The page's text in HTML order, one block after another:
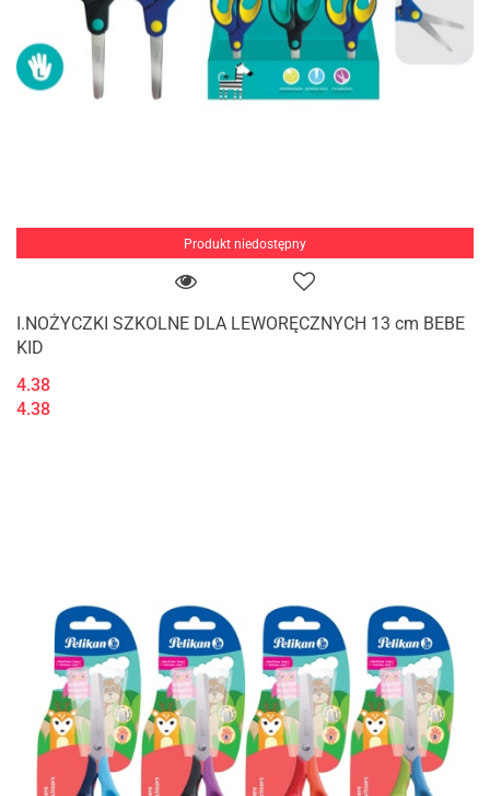
Produkt niedostępny
I.NOŻYCZKI SZKOLNE DLA LEWORĘCZNYCH 13 cm BEBE
KID
4.38
4.38